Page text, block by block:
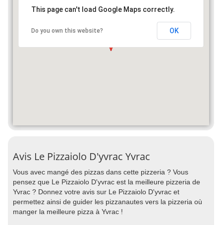
This page can't load Google Maps correctly.
Do you own this website? OK
Avis Le Pizzaiolo D'yvrac Yvrac
Vous avec mangé des pizzas dans cette pizzeria ? Vous
pensez que Le Pizzaiolo D'yvrac est la meilleure pizzeria de
Yvrac ? Donnez votre avis sur Le Pizzaiolo D'yvrac et
permettez ainsi de guider les pizzanautes vers la pizzeria où
manger la meilleure pizza à Yvrac !